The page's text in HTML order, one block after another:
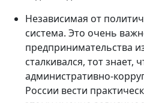
Независимая от
система. Это очень
предпринимательства
сталкивался, тот знает,
административно-
России вести